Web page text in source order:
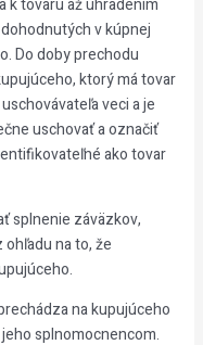
k tovaru až uhradením
v kúpnej
Do doby prechodu
ktorý má tovar
veci a je
uschovať a označiť
ako tovar
splnenie záväzkov,
na to, že
na kupujúceho
splnomocnencom.